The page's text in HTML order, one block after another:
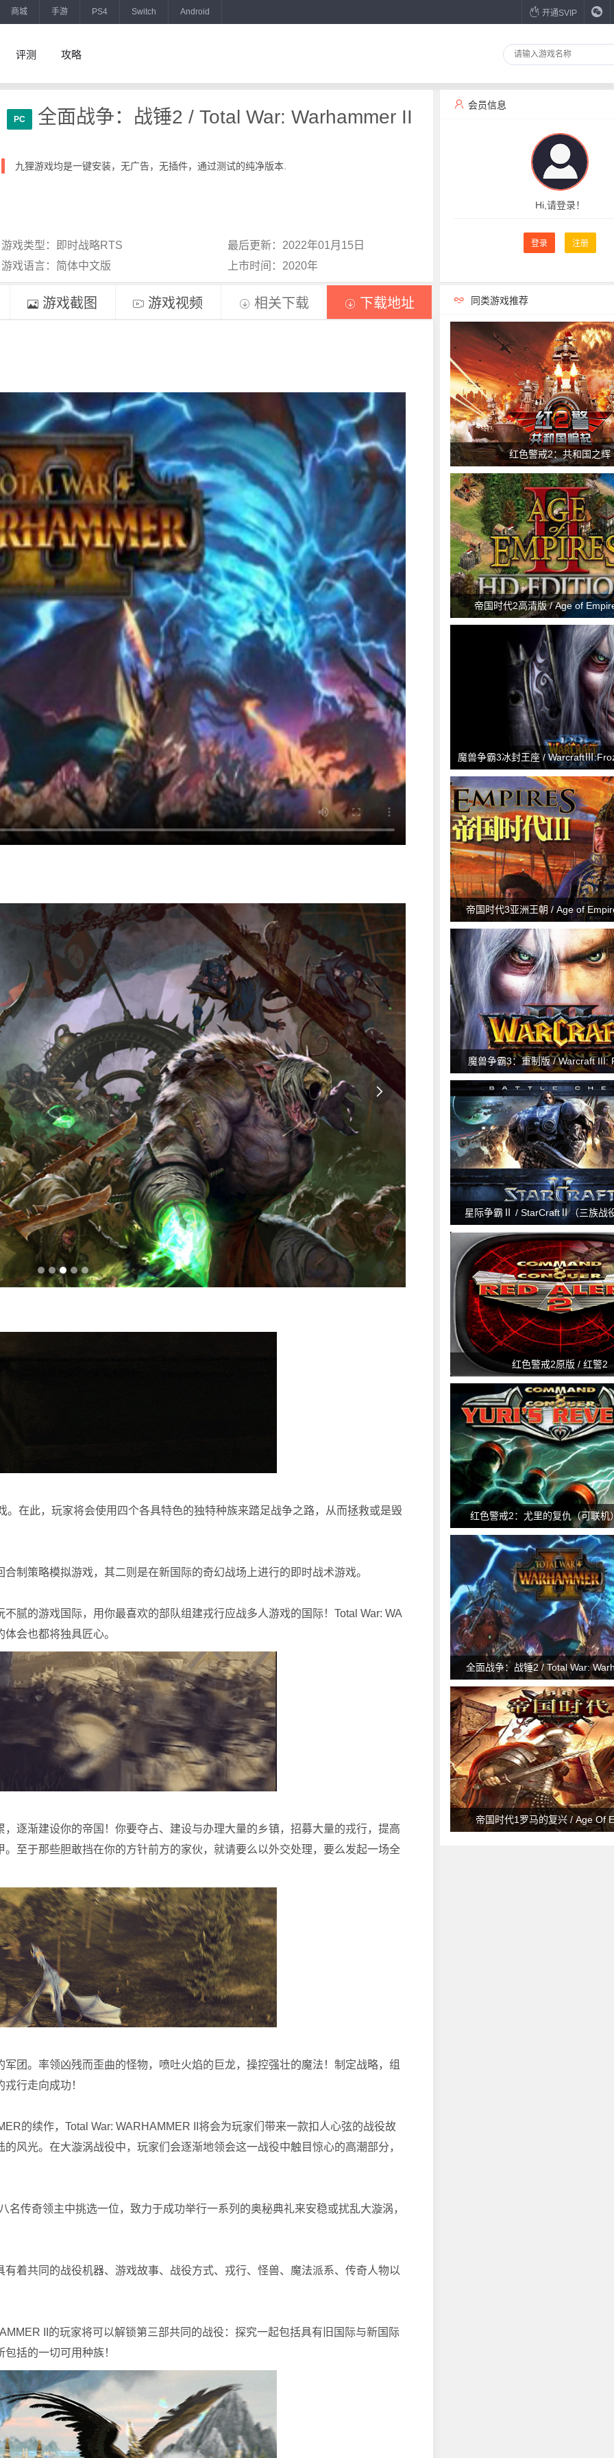
商城 手游 PS4 Switch Android 开通SVIP
评测 攻略
PC 全面战争：战锤2 / Total War: Warhammer II
九狸游戏均是一键安装，无广告，无插件，通过测试的纯净版本.
游戏类型：即时战略RTS
最后更新：2022年01月15日
游戏语言：简体中文版
上市时间：2020年
会员信息
Hi,请登录！
登录 注册
游戏截图 游戏视频 相关下载 下载地址

。在此，玩家将会使用四个各具特色的独特种族来踏足战争之路，从而拯救或是毁
制策略模拟游戏，其二则是在新国际的奇幻战场上进行的即时战术游戏。
腻的游戏国际，用你最喜欢的部队组建戎行应战多人游戏的国际！Total War: WA
会也都将独具匠心。
逐渐建设你的帝国！你要夺占、建设与办理大量的乡镇，招募大量的戎行，提高
至于那些胆敢挡在你的方针前方的家伙，就请要么以外交处理，要么发起一场全
团。率领凶残而歪曲的怪物，喷吐火焰的巨龙，操控强壮的魔法！制定战略，组
行走向成功！
的续作，Total War: WARHAMMER II将会为玩家们带来一款扣人心弦的战役故
风光。在大漩涡战役中，玩家们会逐渐地领会这一战役中触目惊心的高潮部分，
传奇领主中挑选一位，致力于成功举行一系列的奥秘典礼来安稳或扰乱大漩涡，
着共同的战役机器、游戏故事、战役方式、戎行、怪兽、魔法派系、传奇人物以
II的玩家将可以解锁第三部共同的战役：探究一起包括具有旧国际与新国际
括的一切可用种族！
同类游戏推荐
红色警戒2：共和国之辉
帝国时代2高清版 / Age of
魔兽争霸3冰封王座 /
帝国时代3亚洲王朝 / Age of
魔兽争霸3：重制版 / Warcraft III:
星际争霸Ⅱ / StarCraftⅡ（三族战
红色警戒2原版 / 红警2
红色警戒2：尤里的复仇（可联机
全面战争：战锤2 / Total War:
帝国时代1罗马的复兴 / Age Of